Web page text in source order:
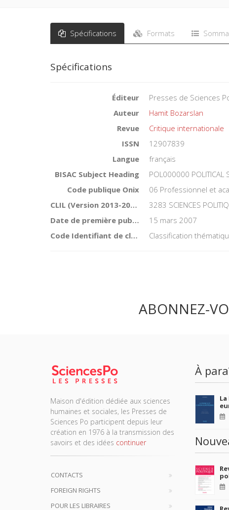
Spécifications Formats
Spécifications
Éditeur
Presses de Sciences
Auteur
Hamit Bozarslan
Revue
Critique internationale
ISSN
12907839
Langue
français
BISAC Subject Heading
POL000000 POLITICAL
Code publique Onix
06 Professionnel et
CLIL (Version 2013-2019 )
3283 SCIENCES
Date de première publication du titre
15 mars 2007
Code Identifiant de classement sujet
Classification
ABONNEZ-
Maison d'édition dédiée aux sciences
humaines et sociales, les Presses de
Sciences Po participent depuis leur
création en 1976 à la transmission des
savoirs et des idées continuer
CONTACTS
FOREIGN RIGHTS
POUR LES LIBRAIRES
À